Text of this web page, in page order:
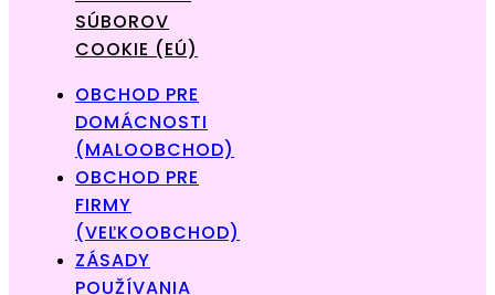
SÚBOROV
COOKIE (EÚ)
OBCHOD PRE
DOMÁCNOSTI
(MALOOBCHOD)
OBCHOD PRE
FIRMY
(VEĽKOOBCHOD)
ZÁSADY
POUŽÍVANIA